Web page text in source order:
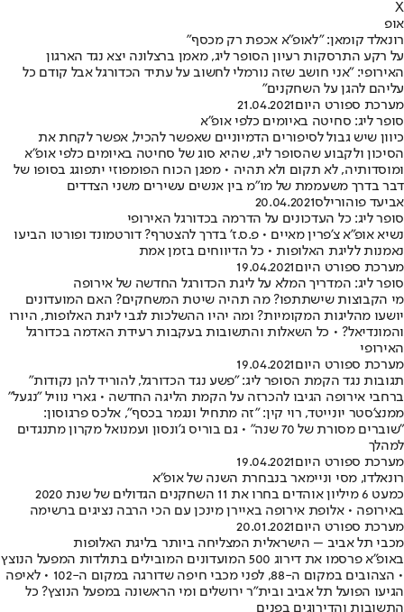
X
אופ
רונאלד קומאן: "לאופ"א אכפת רק מכסף"
על רקע התרסקות רעיון הסופר ליג, מאמן ברצלונה יצא נגד הארגון
האירופי: "אני חושב שזה נורמלי לחשוב על עתיד הכדורגל אבל קודם כל
עליהם להגן על השחקנים"
מערכת ספורט היום21.04.2021
סופר ליג: סחיטה באיומים כלפי אופ"א
כיוון שיש גבול לסיפורים הדמיוניים שאפשר להכיל, אפשר לקחת את
הסיכון ולקבוע שהסופר ליג, שהיא סוג של סחיטה באיומים כלפי אופ"א
ומוסדותיה, לא תקום ולא תהיה • מפגן הכוח הפומפוזי יתפוגג בסופו של
דבר בדרך משעממת של מו"מ בין אנשים עשירים משני הצדדים
אביעד פוהורילס20.04.2021
סופר ליג: כל העדכונים על הדרמה בכדורגל האירופי
נשיא אופ"א צ'פרין מאיים • פ.ס.ז' בדרך להצטרף? דורטמונד ופורטו הביעו
נאמנות לליגת האלופות • כל הדיווחים בזמן אמת
מערכת ספורט היום19.04.2021
סופר ליג: המדריך המלא על ליגת הכדורגל החדשה של אירופה
מי הקבוצות שישתתפו? מה תהיה שיטת המשחקים? האם המועדונים
יושעו מהליגות המקומיות? ומה יהיו ההשלכות לגבי ליגת האלופות, היורו
והמונדיאל? • כל השאלות והתשובות בעקבות רעידת האדמה בכדורגל
האירופי
מערכת ספורט היום19.04.2021
תגובות נגד הקמת הסופר ליג: "פשע נגד הכדורגל, להוריד להן נקודות"
ברחבי אירופה הגיבו להכרזה על הקמת הליגה החדשה • גארי נוויל "נגעל"
ממנצ'סטר יונייטד, רוי קין: "זה מתחיל ונגמר בכסף", אלכס פרגוסון:
"שוברים מסורת של 70 שנה" • גם בוריס ג'ונסון ועמנואל מקרון מתנגדים
למהלך
מערכת ספורט היום19.04.2021
רונאלדו, מסי וניימאר בנבחרת השנה של אופ"א
כמעט 6 מיליון אוהדים בחרו את 11 השחקנים הגדולים של שנת 2020
באירופה • אלופת אירופה באיירן מינכן עם הכי הרבה נציגים ברשימה
מערכת ספורט היום20.01.2021
מכבי תל אביב – הישראלית המצליחה ביותר בליגת האלופות
באופ"א פרסמו את דירוג 500 המועדונים המובילים בתולדות המפעל הנוצץ
• הצהובים במקום ה-88, לפני מכבי חיפה שדורגה במקום ה-102 • לאיפה
הגיעו הפועל תל אביב ובית"ר ירושלים ומי הראשונה במפעל הנוצץ? כל
התשובות והדירוגים בפנים